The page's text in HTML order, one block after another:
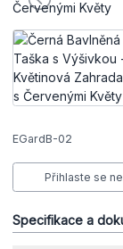
EGardB-02
Přihlaste se
Specifikace a